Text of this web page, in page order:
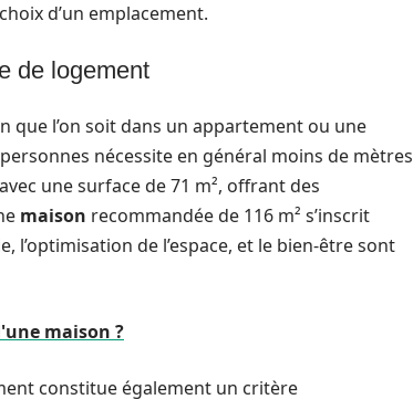
d’un emplacement.
de logement
que l’on soit dans un appartement ou une
nécessite en général moins de mètres
une surface de 71 m², offrant des
maison recommandée de 116 m² s’inscrit
l’optimisation de l’espace, et le bien-être sont
maison ?
constitue également un critère